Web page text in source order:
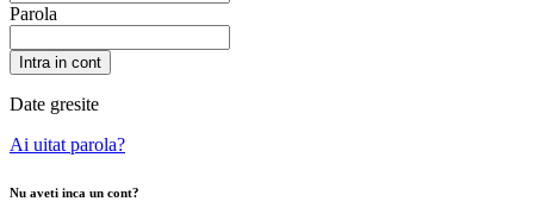
Parola
Intra in cont
Date gresite
Ai uitat parola?
Nu aveti inca un cont?